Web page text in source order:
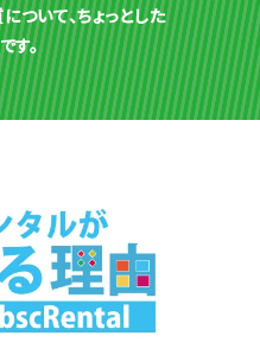
ついて、ちょっとした
す。